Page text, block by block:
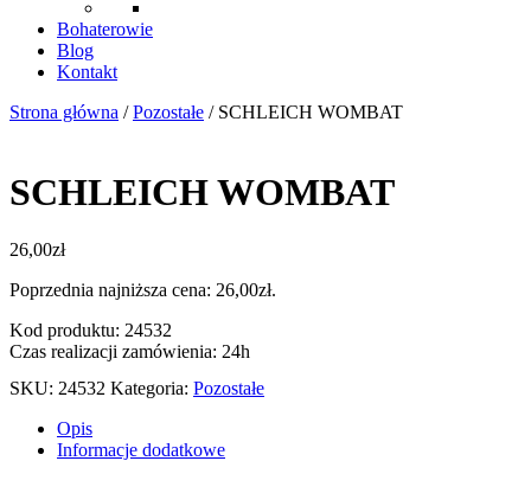
Bohaterowie
Blog
Kontakt
Strona główna /Pozostałe / SCHLEICH WOMBAT
SCHLEICH WOMBAT
26,00zł
Poprzednia najniższa cena: 26,00zł.
Kod produktu: 24532
Czas realizacji zamówienia: 24h
SKU: 24532 Kategoria: Pozostałe
Opis
Informacje dodatkowe